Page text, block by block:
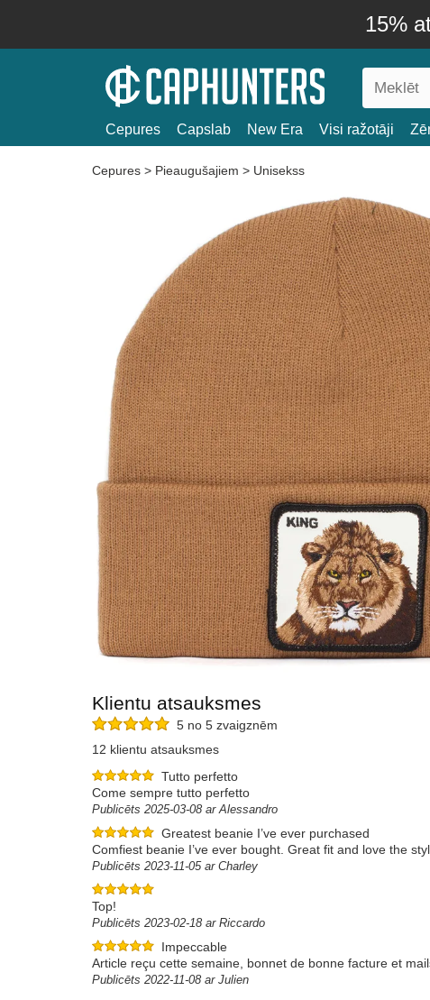
15%
Cepures Capslab New Era Visi ražotāji
Cepures > Pieaugušajiem > Unisekss
Klientu atsauksmes
5 no 5 zvaigznēm
12 klientu atsauksmes
Tutto perfetto
Come sempre tutto perfetto
Publicēts 2025-03-08 ar Alessandro
Greatest beanie I’ve ever purchased
Comfiest beanie I’ve ever bought. Great fit and love the
Publicēts 2023-11-05 ar Charley
Top!
Publicēts 2023-02-18 ar Riccardo
Impeccable
Article reçu cette semaine, bonnet de bonne facture et
Publicēts 2022-11-08 ar Julien